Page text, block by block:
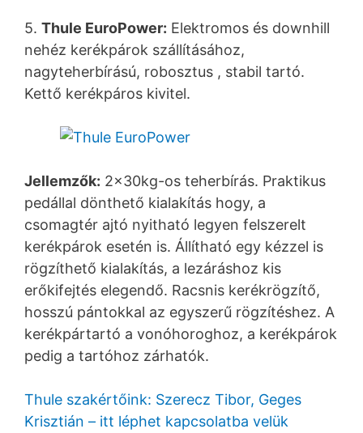
5. Thule EuroPower: Elektromos és downhill
nehéz kerékpárok szállításához,
nagyteherbírású, robosztus , stabil tartó.
Kettő kerékpáros kivitel.
Jellemzők: 2x30kg-os teherbírás. Praktikus
pedállal dönthető kialakítás hogy, a
csomagtér ajtó nyitható legyen felszerelt
kerékpárok esetén is. Állítható egy kézzel is
rögzíthető kialakítás, a lezáráshoz kis
erőkifejtés elegendő. Racsnis kerékrögzítő,
hosszú pántokkal az egyszerű rögzítéshez. A
kerékpártartó a vonóhoroghoz, a kerékpárok
pedig a tartóhoz zárhatók.
Thule szakértőink: Szerecz Tibor, Geges
Krisztián – itt léphet kapcsolatba velük